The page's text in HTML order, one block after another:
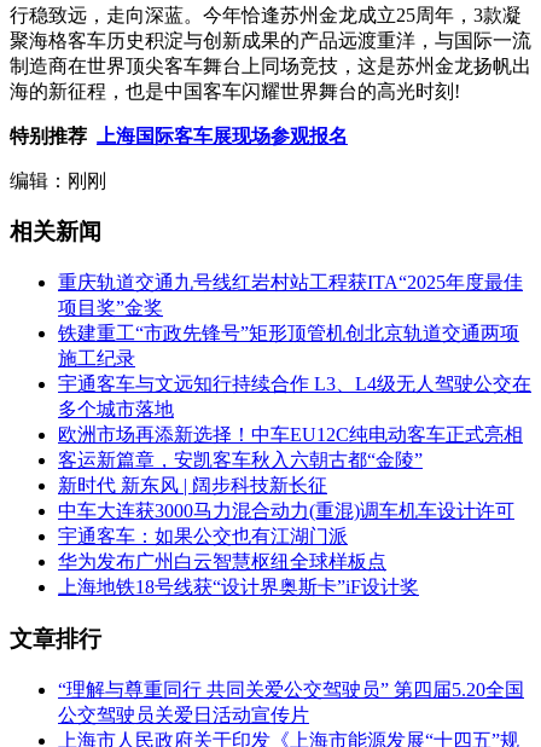
行稳致远，走向深蓝。今年恰逢苏州金龙成立25周年，3款凝
聚海格客车历史积淀与创新成果的产品远渡重洋，与国际一流
制造商在世界顶尖客车舞台上同场竞技，这是苏州金龙扬帆出
海的新征程，也是中国客车闪耀世界舞台的高光时刻!
特别推荐 上海国际客车展现场参观报名
编辑：刚刚
相关新闻
重庆轨道交通九号线红岩村站工程获ITA“2025年度最佳
项目奖”金奖
铁建重工“市政先锋号”矩形顶管机创北京轨道交通两项
施工纪录
宇通客车与文远知行持续合作 L3、L4级无人驾驶公交在
多个城市落地
欧洲市场再添新选择！中车EU12C纯电动客车正式亮相
客运新篇章，安凯客车秋入六朝古都“金陵”
新时代 新东风 | 阔步科技新长征
中车大连获3000马力混合动力(重混)调车机车设计许可
宇通客车：如果公交也有江湖门派
华为发布广州白云智慧枢纽全球样板点
上海地铁18号线获“设计界奥斯卡”iF设计奖
文章排行
“理解与尊重同行 共同关爱公交驾驶员” 第四届5.20全国
公交驾驶员关爱日活动宣传片
上海市人民政府关于印发《上海市能源发展“十四五”规